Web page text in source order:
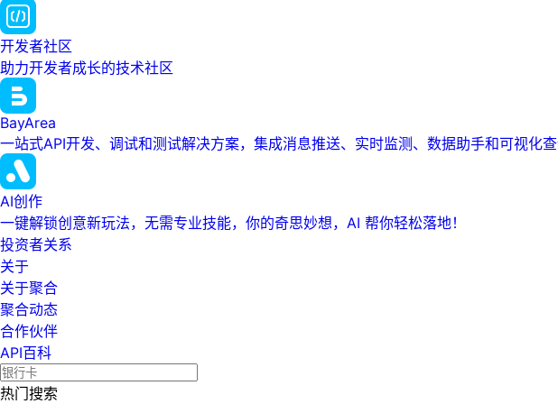
开发者社区
助力开发者成长的技术社区
BayArea
一站式API开发、调试和测试解决方案，集成消息推送、实时监测、数据助手和可视化
AI创作
一键解锁创意新玩法，无需专业技能，你的奇思妙想，AI 帮你轻松落地！
投资者关系
关于
关于聚合
聚合动态
合作伙伴
API百科
热门搜索